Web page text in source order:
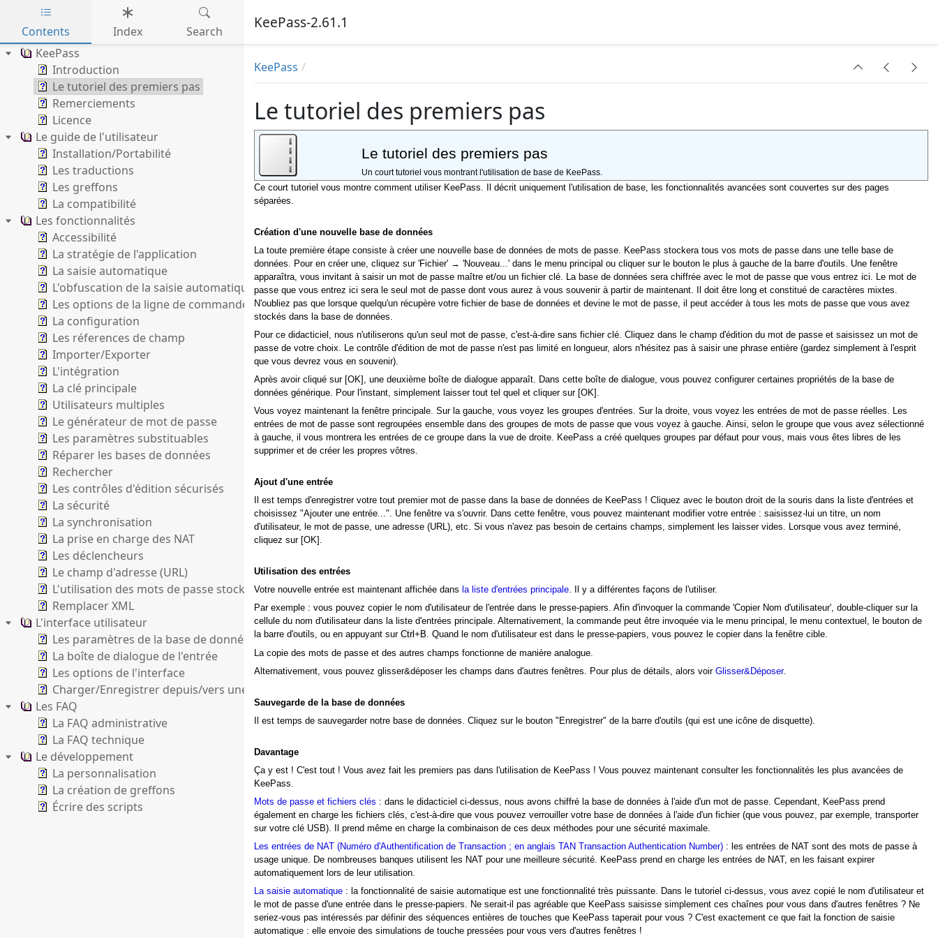
Skip to main content
KeePass-2.61.1
Contents Index
Search
KeePass
Introduction
Le tutoriel des premiers pas
Remerciements
Licence
Le guide de l'utilisateur
Installation/Portabilité
Les traductions
Les greffons
La compatibilité
Les fonctionnalités
Accessibilité
La stratégie de l'application
La saisie automatique
L'obfuscation de la saisie automatique
Les options de la ligne de commande
La configuration
Les réferences de champ
Importer/Exporter
L'intégration
La clé principale
Utilisateurs multiples
Le générateur de mot de passe
Les paramètres substituables
Réparer les bases de données
Rechercher
Les contrôles d'édition sécurisés
La sécurité
La synchronisation
La prise en charge des NAT
Les déclencheurs
Le champ d'adresse (URL)
L'utilisation des mots de passe stockés
Remplacer XML
L'interface utilisateur
Les paramètres de la base de données
La boîte de dialogue de l'entrée
Les options de l'interface
Charger/Enregistrer depuis/vers une adresse (URL)
Les FAQ
La FAQ administrative
La FAQ technique
Le développement
La personnalisation
La création de greffons
Écrire des scripts
KeePass
Le tutoriel des premiers pas
Le tutoriel des premiers pas
Un court tutoriel vous montrant l'utilisation de base de KeePass.
Ce court tutoriel vous montre comment utiliser KeePass. Il décrit uniquement l'utilisation de base, les fonctionnalités avancées sont couvertes sur des pages
séparées.
Création d'une nouvelle base de données
La toute première étape consiste à créer une nouvelle base de données de mots de passe. KeePass stockera tous vos mots de passe dans une telle base de
données. Pour en créer une, cliquez sur 'Fichier' → 'Nouveau...' dans le menu principal ou cliquer sur le bouton le plus à gauche de la barre d'outils. Une fenêtre
apparaîtra, vous invitant à saisir un mot de passe maître et/ou un fichier clé. La base de données sera chiffrée avec le mot de passe que vous entrez ici. Le mot de
passe que vous entrez ici sera le seul mot de passe dont vous aurez à vous souvenir à partir de maintenant. Il doit être long et constitué de caractères mixtes.
N'oubliez pas que lorsque quelqu'un récupère votre fichier de base de données et devine le mot de passe, il peut accéder à tous les mots de passe que vous avez
stockés dans la base de données.
Pour ce didacticiel, nous n'utiliserons qu'un seul mot de passe, c'est-à-dire sans fichier clé. Cliquez dans le champ d'édition du mot de passe et saisissez un mot de
passe de votre choix. Le contrôle d'édition de mot de passe n'est pas limité en longueur, alors n'hésitez pas à saisir une phrase entière (gardez simplement à l'esprit
que vous devrez vous en souvenir).
Après avoir cliqué sur [OK], une deuxième boîte de dialogue apparaît. Dans cette boîte de dialogue, vous pouvez configurer certaines propriétés de la base de
données générique. Pour l'instant, simplement laisser tout tel quel et cliquer sur [OK].
Vous voyez maintenant la fenêtre principale. Sur la gauche, vous voyez les groupes d'entrées. Sur la droite, vous voyez les entrées de mot de passe réelles. Les
entrées de mot de passe sont regroupées ensemble dans des groupes de mots de passe que vous voyez à gauche. Ainsi, selon le groupe que vous avez sélectionné
à gauche, il vous montrera les entrées de ce groupe dans la vue de droite. KeePass a créé quelques groupes par défaut pour vous, mais vous êtes libres de les
supprimer et de créer les propres vôtres.
Ajout d'une entrée
Il est temps d'enregistrer votre tout premier mot de passe dans la base de données de KeePass ! Cliquez avec le bouton droit de la souris dans la liste d'entrées et
choisissez "Ajouter une entrée...". Une fenêtre va s'ouvrir. Dans cette fenêtre, vous pouvez maintenant modifier votre entrée : saisissez-lui un titre, un nom
d'utilisateur, le mot de passe, une adresse (URL), etc. Si vous n'avez pas besoin de certains champs, simplement les laisser vides. Lorsque vous avez terminé,
cliquez sur [OK].
Utilisation des entrées
Votre nouvelle entrée est maintenant affichée dans la liste d'entrées principale. Il y a différentes façons de l'utiliser.
Par exemple : vous pouvez copier le nom d'utilisateur de l'entrée dans le presse-papiers. Afin d'invoquer la commande 'Copier Nom d'utilisateur', double-cliquer sur la
cellule du nom d'utilisateur dans la liste d'entrées principale. Alternativement, la commande peut être invoquée via le menu principal, le menu contextuel, le bouton de
la barre d'outils, ou en appuyant sur Ctrl + B. Quand le nom d'utilisateur est dans le presse-papiers, vous pouvez le copier dans la fenêtre cible.
La copie des mots de passe et des autres champs fonctionne de manière analogue.
Alternativement, vous pouvez glisser&déposer les champs dans d'autres fenêtres. Pour plus de détails, alors voir Glisser&Déposer.
Sauvegarde de la base de données
Il est temps de sauvegarder notre base de données. Cliquez sur le bouton "Enregistrer" de la barre d'outils (qui est une icône de disquette).
Davantage
Ça y est ! C'est tout ! Vous avez fait les premiers pas dans l'utilisation de KeePass ! Vous pouvez maintenant consulter les fonctionnalités les plus avancées de
KeePass.
Mots de passe et fichiers clés : dans le didacticiel ci-dessus, nous avons chiffré la base de données à l'aide d'un mot de passe. Cependant, KeePass prend
également en charge les fichiers clés, c'est-à-dire que vous pouvez verrouiller votre base de données à l'aide d'un fichier (que vous pouvez, par exemple, transporter
sur votre clé USB). Il prend même en charge la combinaison de ces deux méthodes pour une sécurité maximale.
Les entrées de NAT (Numéro d'Authentification de Transaction ; en anglais TAN Transaction Authentication Number) : les entrées de NAT sont des mots de passe à
usage unique. De nombreuses banques utilisent les NAT pour une meilleure sécurité. KeePass prend en charge les entrées de NAT, en les faisant expirer
automatiquement lors de leur utilisation.
La saisie automatique : la fonctionnalité de saisie automatique est une fonctionnalité très puissante. Dans le tutoriel ci-dessus, vous avez copié le nom d'utilisateur et
le mot de passe d'une entrée dans le presse-papiers. Ne serait-il pas agréable que KeePass saisisse simplement ces chaînes pour vous dans d'autres fenêtres ? Ne
seriez-vous pas intéressés par définir des séquences entières de touches que KeePass taperait pour vous ? C'est exactement ce que fait la fonction de saisie
automatique : elle envoie des simulations de touche pressées pour vous vers d'autres fenêtres !